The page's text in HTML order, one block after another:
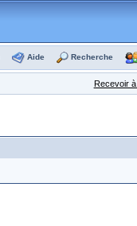
Aide Recherche
Recevoir